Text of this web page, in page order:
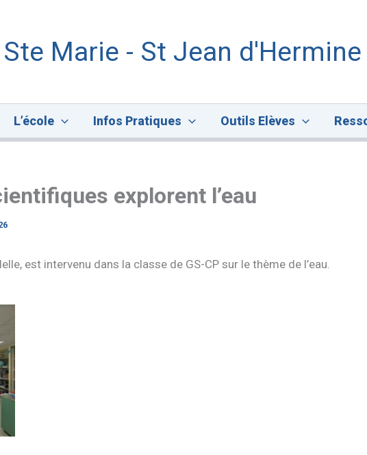
Marie - St Jean d'Hermine
L’école Infos Pratiques Outils Elèves
explorent l’eau
est intervenu dans la classe de GS-CP sur le thème de l’eau.